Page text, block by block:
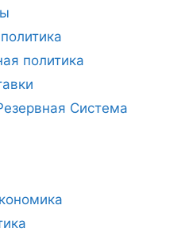
политика
Система